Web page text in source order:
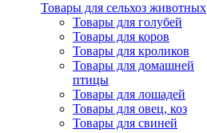
Товары для сельхоз животных
Товары для голубей
Товары для коров
Товары для кроликов
Товары для домашней
птицы
Товары для лошадей
Товары для овец, коз
Товары для свиней